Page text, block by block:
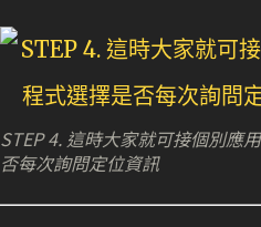
STEP 4. 這時大家就可接個別應
否每次詢問定位資訊